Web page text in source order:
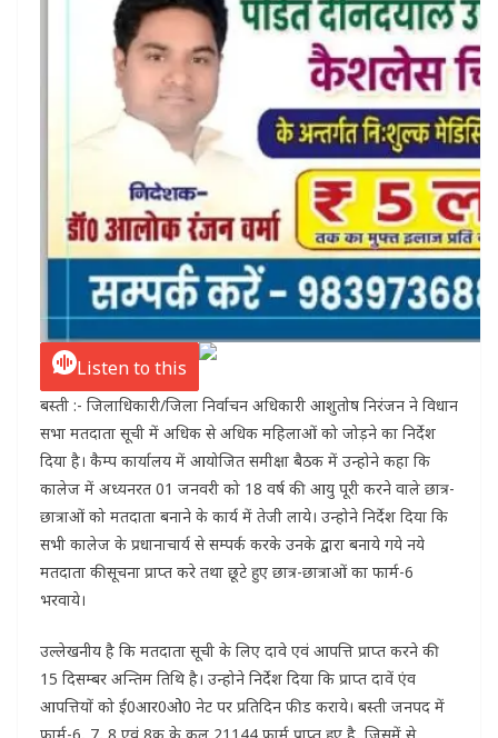
Listen to this
बस्ती :- जिलाधिकारी/जिला निर्वाचन अधिकारी आशुतोष निरंजन ने विधान
सभा मतदाता सूची में अधिक से अधिक महिलाओं को जोड़ने का निर्देश
दिया है। कैम्प कार्यालय में आयोजित समीक्षा बैठक में उन्होने कहा कि
कालेज में अध्यनरत 01 जनवरी को 18 वर्ष की आयु पूरी करने वाले छात्र-
छात्राओं को मतदाता बनाने के कार्य में तेजी लाये। उन्होने निर्देश दिया कि
सभी कालेज के प्रधानाचार्य से सम्पर्क करके उनके द्वारा बनाये गये नये
मतदाता कीसूचना प्राप्त करे तथा छूटे हुए छात्र-छात्राओं का फार्म-6
भरवाये।
उल्लेखनीय है कि मतदाता सूची के लिए दावे एवं आपत्ति प्राप्त करने की
15 दिसम्बर अन्तिम तिथि है। उन्होने निर्देश दिया कि प्राप्त दावें एंव
आपत्तियों को ई0आर0ओ0 नेट पर प्रतिदिन फीड कराये। बस्ती जनपद में